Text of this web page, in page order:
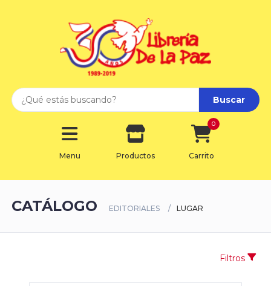
Buscar
Menu Productos Carrito
0
CATÁLOGO EDITORIALES LUGAR
Filtros